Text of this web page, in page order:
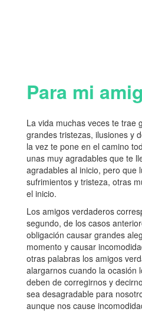
Para mi
La vida muchas veces te trae
grandes tristezas, ilusiones y
la vez te pone en el camino
unas muy agradables que te
agradables al inicio, pero que
sufrimientos y tristeza, otras
el inicio.
Los amigos verdaderos
segundo, de los casos
obligación causar grandes
momento y causar
otras palabras los amigos
alargarnos cuando la ocasión
deben de corregirnos y
sea desagradable para
aunque nos cause